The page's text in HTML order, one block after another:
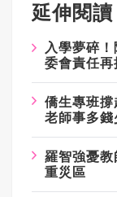
延伸閱讀
入學夢碎
委會責任再
僑生專班
老師事多錢
羅智強憂
重災區